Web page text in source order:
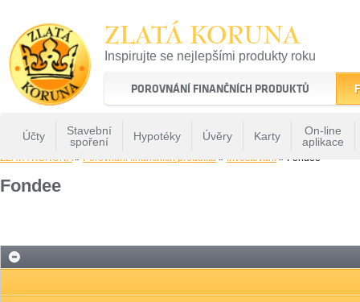
ZLATÁ KORUNA
Inspirujte se nejlepšími produkty roku
22 let tradice a kvality na finančním trhu
POROVNÁNÍ FINANČNÍCH PRODUKTŮ
Účty
Stavební
spoření
Hypotéky Úvěry Karty
On-line
aplikace
ZLATÁ KORUNA» Porovnání finančních produktů » Investování » Fondee
Fondee